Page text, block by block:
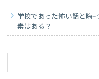
学校であった怖い話と晦-
素はある？